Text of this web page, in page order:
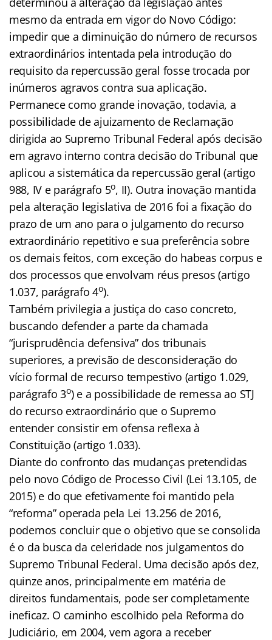
mesmo da entrada em vigor do Novo Código:
impedir que a diminuição do número de recursos
extraordinários intentada pela introdução do
requisito da repercussão geral fosse trocada por
inúmeros agravos contra sua aplicação.
Permanece como grande inovação, todavia, a
possibilidade de ajuizamento de Reclamação
dirigida ao Supremo Tribunal Federal após decisão
em agravo interno contra decisão do Tribunal que
aplicou a sistemática da repercussão geral (artigo
988, IV e parágrafo 5o, II). Outra inovação mantida
pela alteração legislativa de 2016 foi a fixação do
prazo de um ano para o julgamento do recurso
extraordinário repetitivo e sua preferência sobre
os demais feitos, com exceção do habeas corpus e
dos processos que envolvam réus presos (artigo
1.037, parágrafo 4o).
Também privilegia a justiça do caso concreto,
buscando defender a parte da chamada
“jurisprudência defensiva” dos tribunais
superiores, a previsão de desconsideração do
vício formal de recurso tempestivo (artigo 1.029,
parágrafo 3o) e a possibilidade de remessa ao STJ
do recurso extraordinário que o Supremo
entender consistir em ofensa reflexa à
Constituição (artigo 1.033).
Diante do confronto das mudanças pretendidas
pelo novo Código de Processo Civil (Lei 13.105, de
2015) e do que efetivamente foi mantido pela
“reforma” operada pela Lei 13.256 de 2016,
podemos concluir que o objetivo que se consolida
é o da busca da celeridade nos julgamentos do
Supremo Tribunal Federal. Uma decisão após dez,
quinze anos, principalmente em matéria de
direitos fundamentais, pode ser completamente
ineficaz. O caminho escolhido pela Reforma do
Judiciário, em 2004, vem agora a receber